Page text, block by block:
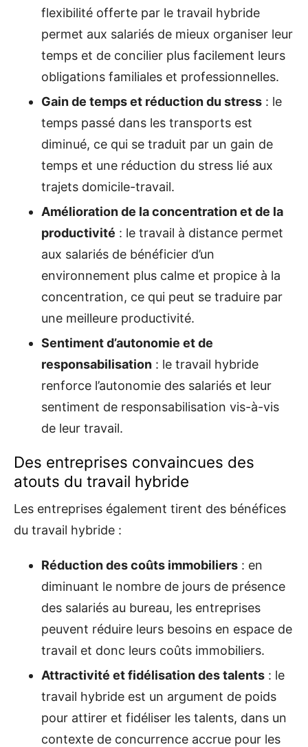
flexibilité offerte par le travail hybride
permet aux salariés de mieux organiser leur
temps et de concilier plus facilement leurs
obligations familiales et professionnelles.
Gain de temps et réduction du stress : le
temps passé dans les transports est
diminué, ce qui se traduit par un gain de
temps et une réduction du stress lié aux
trajets domicile-travail.
Amélioration de la concentration et de la
productivité : le travail à distance permet
aux salariés de bénéficier d’un
environnement plus calme et propice à la
concentration, ce qui peut se traduire par
une meilleure productivité.
Sentiment d’autonomie et de
responsabilisation : le travail hybride
renforce l’autonomie des salariés et leur
sentiment de responsabilisation vis-à-vis
de leur travail.
Des entreprises convaincues des
atouts du travail hybride
Les entreprises également tirent des bénéfices
du travail hybride :
Réduction des coûts immobiliers : en
diminuant le nombre de jours de présence
des salariés au bureau, les entreprises
peuvent réduire leurs besoins en espace de
travail et donc leurs coûts immobiliers.
Attractivité et fidélisation des talents : le
travail hybride est un argument de poids
pour attirer et fidéliser les talents, dans un
contexte de concurrence accrue pour les